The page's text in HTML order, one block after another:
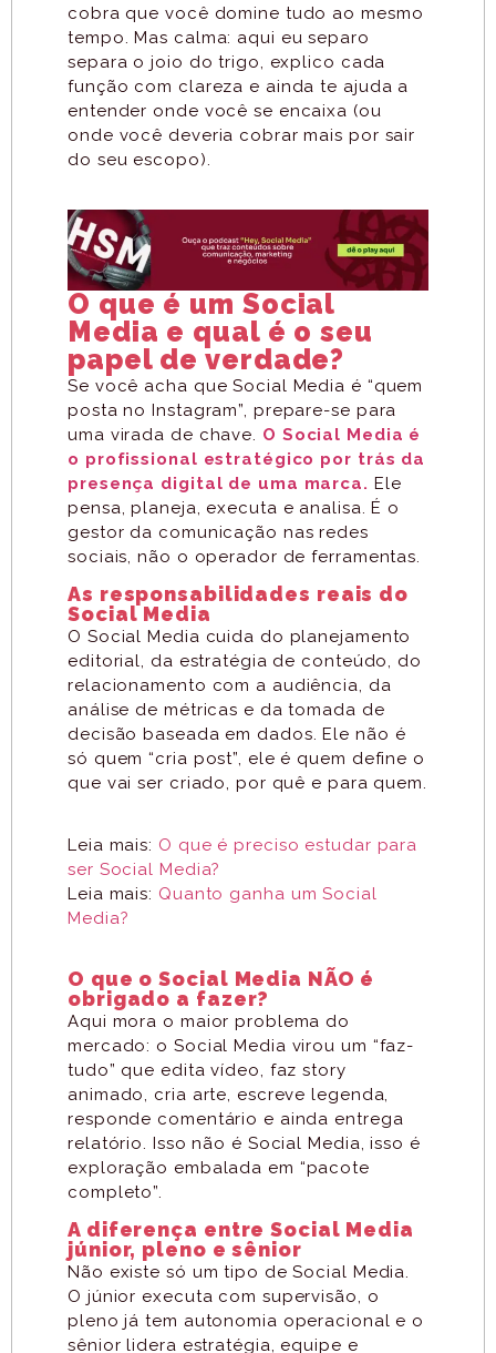
cobra que você domine tudo ao mesmo
tempo. Mas calma: aqui eu separo
separa o joio do trigo, explico cada
função com clareza e ainda te ajuda a
entender onde você se encaixa (ou
onde você deveria cobrar mais por sair
do seu escopo).
O que é um Social
Media e qual é o seu
papel de verdade?
Se você acha que Social Media é “quem
posta no Instagram”, prepare-se para
uma virada de chave. O Social Media é
o profissional estratégico por trás da
presença digital de uma marca. Ele
pensa, planeja, executa e analisa. É o
gestor da comunicação nas redes
sociais, não o operador de ferramentas.
As responsabilidades reais do
Social Media
O Social Media cuida do planejamento
editorial, da estratégia de conteúdo, do
relacionamento com a audiência, da
análise de métricas e da tomada de
decisão baseada em dados. Ele não é
só quem “cria post”, ele é quem define o
que vai ser criado, por quê e para quem.
Leia mais: O que é preciso estudar para
ser Social Media?
Leia mais: Quanto ganha um Social
Media?
O que o Social Media NÃO é
obrigado a fazer?
Aqui mora o maior problema do
mercado: o Social Media virou um “faz-
tudo” que edita vídeo, faz story
animado, cria arte, escreve legenda,
responde comentário e ainda entrega
relatório. Isso não é Social Media, isso é
exploração embalada em “pacote
completo”.
A diferença entre Social Media
júnior, pleno e sênior
Não existe só um tipo de Social Media.
O júnior executa com supervisão, o
pleno já tem autonomia operacional e o
sênior lidera estratégia, equipe e